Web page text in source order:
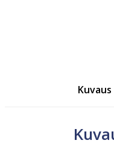
Kuvaus